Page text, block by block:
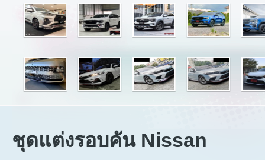
ชุดแต่งรอบคัน Nissan